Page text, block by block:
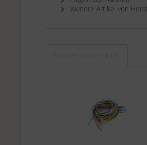
Weitere Artikel von